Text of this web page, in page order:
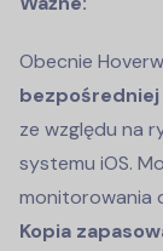
Obecnie
bezpośredniej
ze względu na
systemu iOS.
monitorowania
Kopia